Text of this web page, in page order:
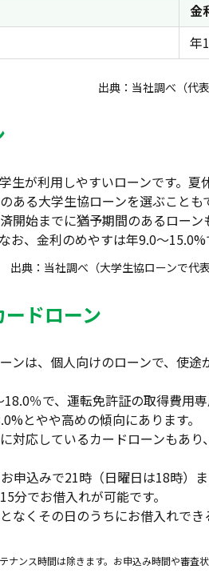
金
年
出典：当社調べ（代
生が利用しやすいローンです。
ある大学生協ローンを選ぶことも
開始までに猶予期間のあるロー
お、金利のめやすは年9.0～15.0%
出典：当社調べ（大学生協ローンで代
ドローン
ンは、個人向けのローンで、使
％で、運転免許証の取得費用
とやや高めの傾向にあります。
対応しているカードローンもあ
申込みで21時（日曜日は18時）
分でお借入れが可能です。
なくその日のうちにお借入れで
ナンス時間は除きます。お申込み時間や審査